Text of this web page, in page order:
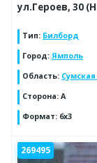
ул.Героев, 30
Тип: Билборд
Город: Ямполь
Область:
Сторона: А
Формат: 6х3
269495